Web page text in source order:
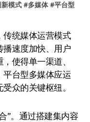
新模式 #多媒体 #平台型
播速度加快、用户
使得单一渠道、
平台型多媒体应运
众的关键枢纽。
”。通过搭建集内容